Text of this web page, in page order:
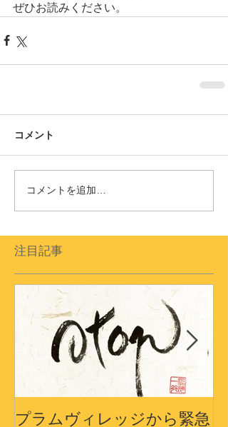
ぜひお読みください。
コメント
コメントを追加…
注目記事
プラムヴィレッジから緊急